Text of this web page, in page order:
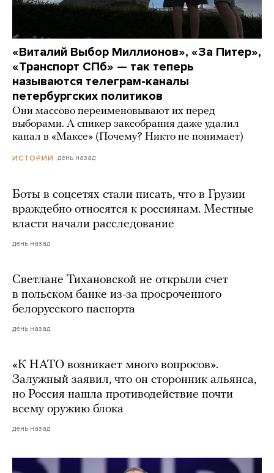
«Виталий Выбор Миллионов», «За Питер»,
«Транспорт СПб» — так теперь
называются телеграм-каналы
петербургских политиков
Они массово переименовывают их перед
выборами. А спикер заксобрания даже удалил
канал в «Максе» (Почему? Никто не понимает)
ИСТОРИИ день назад
Боты в соцсетях стали писать, что в Грузии
враждебно относятся к россиянам. Местные
власти начали расследование
день назад
Светлане Тихановской не открыли счет
в польском банке из-за просроченного
белорусского паспорта
день назад
«К НАТО возникает много вопросов».
Залужный заявил, что он сторонник альянса,
но Россия нашла противодействие почти
всему оружию блока
день назад